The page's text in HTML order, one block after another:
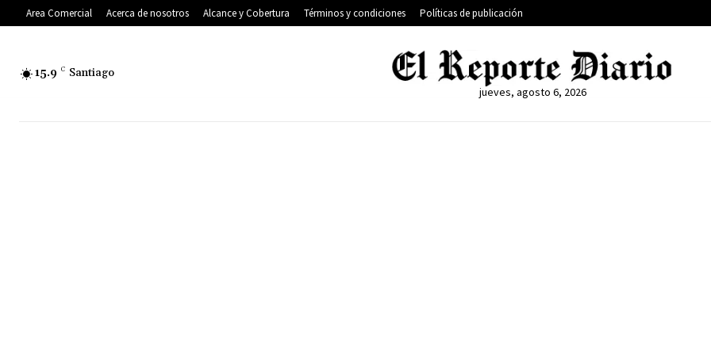
Area Comercial Acerca de nosotros Alcance y Cobertura Términos y condiciones Políticas de publicación
15.9 C Santiago
jueves, agosto 6, 2026